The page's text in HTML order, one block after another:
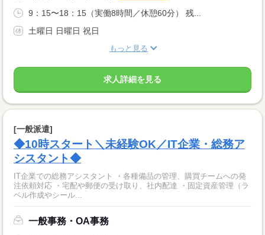
9：15〜18：15（実働8時間／休憩60分） 残...
土曜日 日曜日 祝日
もっと見る
求人詳細を見る
[一般派遣]
◆10時スタート＼未経験OK／IT企業・総務ア
シスタント◆
IT企業での総務アシスタント ・各種備品の管理、購買チームへの発
注依頼対応 ・宅配や郵便の受け取り、社内配達 ・固定資産管理（ラ
ベル作成やシール...
一般事務・OA事務